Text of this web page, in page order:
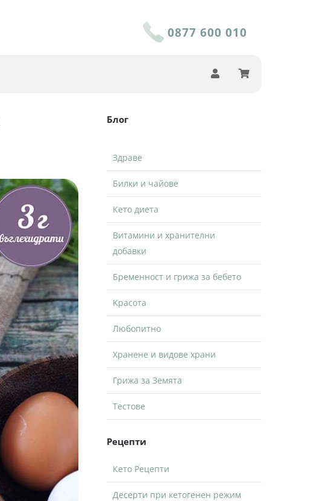
0877 600 010
Блог
Здраве
Билки и чайове
Кето диета
Витамини и хранителни
добавки
Бременност и грижа за бебето
Kрасота
Любопитно
Хранене и видове храни
Грижа за Земята
Тестове
Рецепти
Кето Рецепти
Десерти при кетогенен режим